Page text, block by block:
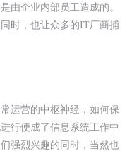
由企业内部员工造成的。
时，也让众多的IT厂商捕
运营的中枢神经，如何保
行便成了信息系统工作中
强烈兴趣的同时，当然也